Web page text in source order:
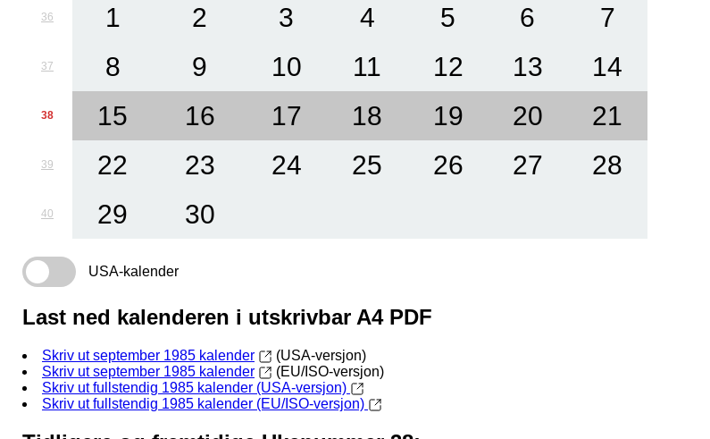
36 1 2 3 4 5 6 7
37 8 9 10 11 12 13 14
38 15 16 17 18 19 20 21
39 22 23 24 25 26 27 28
40 29 30
USA-kalender
Last ned kalenderen i utskrivbar A4 PDF
Skriv ut september 1985 kalender
(USA-versjon)
Skriv ut september 1985 kalender
(EU/ISO-versjon)
Skriv ut fullstendig 1985 kalender (USA-versjon)
Skriv ut fullstendig 1985 kalender (EU/ISO-versjon)